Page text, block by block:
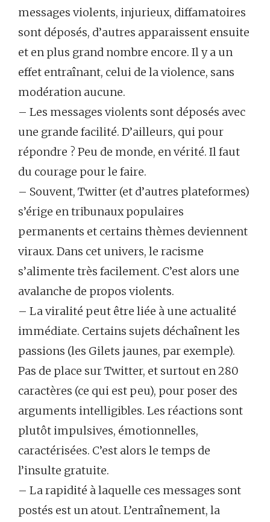
messages violents, injurieux, diffamatoires
sont déposés, d’autres apparaissent ensuite
et en plus grand nombre encore. Il y a un
effet entraînant, celui de la violence, sans
modération aucune.
– Les messages violents sont déposés avec
une grande facilité. D’ailleurs, qui pour
répondre ? Peu de monde, en vérité. Il faut
du courage pour le faire.
– Souvent, Twitter (et d’autres plateformes)
s’érige en tribunaux populaires
permanents et certains thèmes deviennent
viraux. Dans cet univers, le racisme
s’alimente très facilement. C’est alors une
avalanche de propos violents.
– La viralité peut être liée à une actualité
immédiate. Certains sujets déchaînent les
passions (les Gilets jaunes, par exemple).
Pas de place sur Twitter, et surtout en 280
caractères (ce qui est peu), pour poser des
arguments intelligibles. Les réactions sont
plutôt impulsives, émotionnelles,
caractérisées. C’est alors le temps de
l’insulte gratuite.
– La rapidité à laquelle ces messages sont
postés est un atout. L’entraînement, la